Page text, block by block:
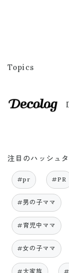
Topics
注目のハッシュ
#pr #PR
#男の子ママ
#育児中ママ
#女の子ママ
#大家族 #